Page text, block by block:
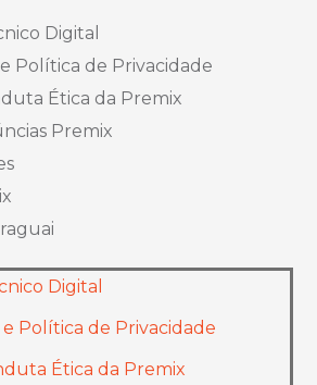
Digital
Política de Privacidade
Ética da Premix
Premix
Digital
Política de Privacidade
Ética da Premix